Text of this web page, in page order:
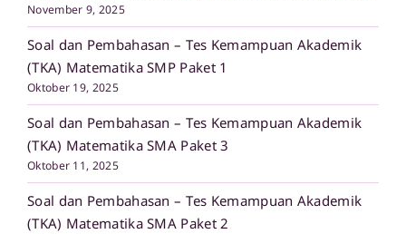
November 9, 2025
Soal dan Pembahasan – Tes Kemampuan Akademik
(TKA) Matematika SMP Paket 1
Oktober 19, 2025
Soal dan Pembahasan – Tes Kemampuan Akademik
(TKA) Matematika SMA Paket 3
Oktober 11, 2025
Soal dan Pembahasan – Tes Kemampuan Akademik
(TKA) Matematika SMA Paket 2